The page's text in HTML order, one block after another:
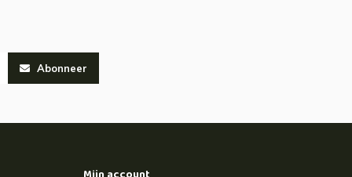
Abonneer